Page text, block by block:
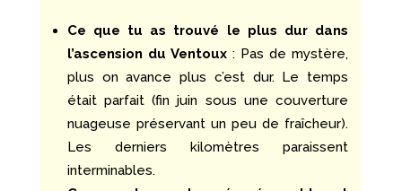
Ce que tu as trouvé le plus dur dans
l’ascension du Ventoux: Pas de mystère,
plus on avance plus c’est dur. Le temps
était parfait (fin juin sous une couverture
nuageuse préservant un peu de fraîcheur).
Les derniers kilomètres paraissent
interminables.